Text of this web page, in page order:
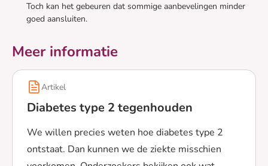
Toch kan het gebeuren dat sommige aanbevelingen minder
goed aansluiten.
Meer informatie
Artikel
Diabetes type 2 tegenhouden
We willen precies weten hoe diabetes type 2
ontstaat. Dan kunnen we de ziekte misschien